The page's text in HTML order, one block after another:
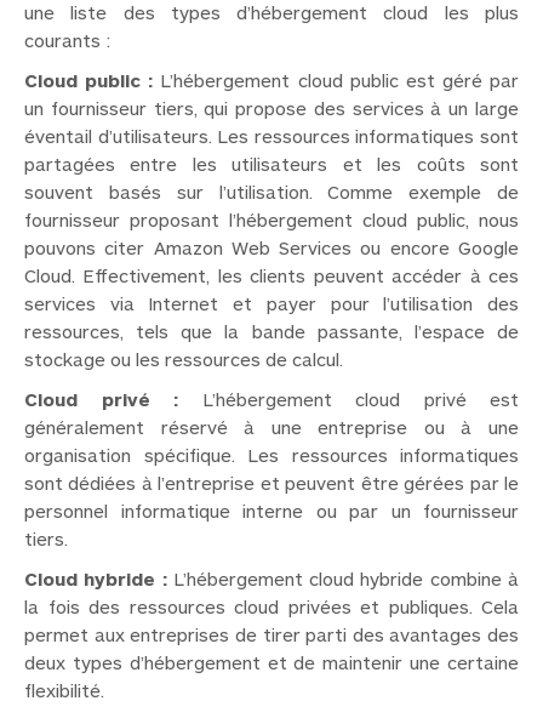
une liste des types d’hébergement cloud les plus
courants :
Cloud public : L’hébergement cloud public est géré par
un fournisseur tiers, qui propose des services à un large
éventail d’utilisateurs. Les ressources informatiques sont
partagées entre les utilisateurs et les coûts sont
souvent basés sur l’utilisation. Comme exemple de
fournisseur proposant l’hébergement cloud public, nous
pouvons citer Amazon Web Services ou encore Google
Cloud. Effectivement, les clients peuvent accéder à ces
services via Internet et payer pour l’utilisation des
ressources, tels que la bande passante, l’espace de
stockage ou les ressources de calcul.
Cloud privé : L’hébergement cloud privé est
généralement réservé à une entreprise ou à une
organisation spécifique. Les ressources informatiques
sont dédiées à l’entreprise et peuvent être gérées par le
personnel informatique interne ou par un fournisseur
tiers.
Cloud hybride :L’hébergement cloud hybride combine à
la fois des ressources cloud privées et publiques. Cela
permet aux entreprises de tirer parti des avantages des
deux types d’hébergement et de maintenir une certaine
flexibilité.